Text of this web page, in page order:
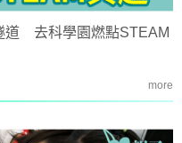
道 去科學園燃點STEAM
more